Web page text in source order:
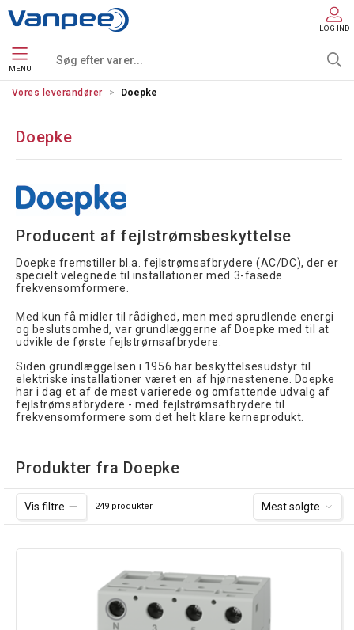
LOG IND
MENU
Vores leverandører Doepke
Doepke
Producent af fejlstrømsbeskyttelse
Doepke fremstiller bl.a. fejlstrømsafbrydere (AC/DC), der er
specielt velegnede til installationer med 3-fasede
frekvensomformere.
Med kun få midler til rådighed, men med sprudlende energi
og beslutsomhed, var grundlæggerne af Doepke med til at
udvikle de første fejlstrømsafbrydere.
Siden grundlæggelsen i 1956 har beskyttelsesudstyr til
elektriske installationer været en af hjørnestenene. Doepke
har i dag et af de mest varierede og omfattende udvalg af
fejlstrømsafbrydere - med fejlstrømsafbrydere til
frekvensomformere som det helt klare kerneprodukt.
Produkter fra Doepke
Vis filtre 249 produkter Mest solgte